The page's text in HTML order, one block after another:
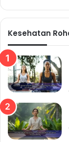
Kesehatan